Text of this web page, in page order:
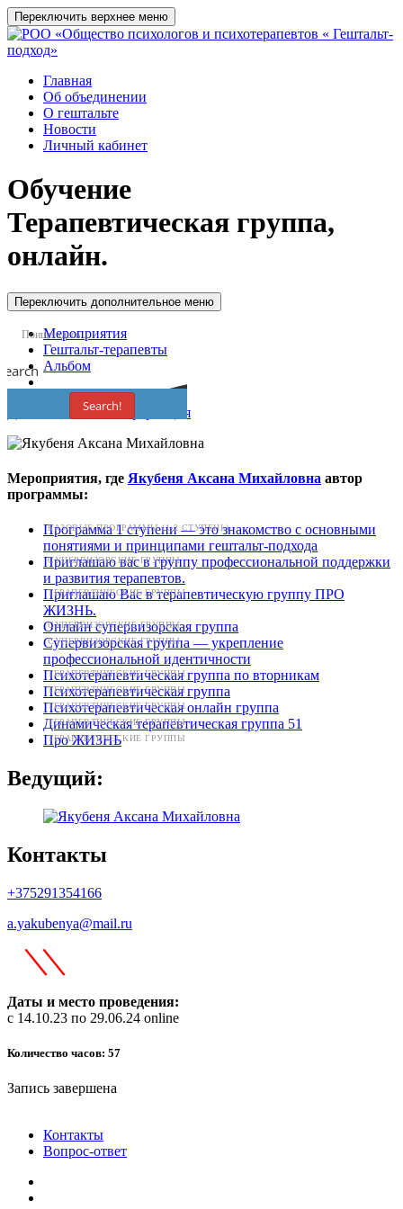
Переключить верхнее меню
Главная
Об объединении
О гештальте
Новости
Личный кабинет
Обучение
Терапевтическая группа,
онлайн.
Переключить дополнительное меню
Search!
Мероприятия
Гештальт-терапевты
Альбом
Дополнительная информация
Мероприятия, где Якубеня Аксана Михайловна автор
программы:
Программа 1 ступени — это знакомство с основными
понятиями и принципами гештальт-подхода
БАЗОВЫЕ ПРОГРАММЫ (1-2 СТУПЕНЬ)
Приглашаю вас в группу профессиональной поддержки
и развития терапевтов.
СУПЕРВИЗОРСКИЕ ГРУППЫ
Приглашаю Вас в терапевтическую группу ПРО
ЖИЗНЬ.
ТЕРАПЕВТИЧЕСКИЕ ГРУППЫ
Онлайн супервизорская группа
СУПЕРВИЗОРСКИЕ ГРУППЫ
Супервизорская группа — укрепление
профессиональной идентичности
СУПЕРВИЗОРСКИЕ ГРУППЫ
Психотерапевтическая группа по вторникам
ТЕРАПЕВТИЧЕСКИЕ ГРУППЫ
Психотерапевтическая группа
ТЕРАПЕВТИЧЕСКИЕ ГРУППЫ
Психотерапевтическая онлайн группа
ТЕРАПЕВТИЧЕСКИЕ ГРУППЫ
Динамическая терапевтическая группа 51
ТЕРАПЕВТИЧЕСКИЕ ГРУППЫ
Про ЖИЗНЬ
ТЕРАПЕВТИЧЕСКИЕ ГРУППЫ
Ведущий:
Контакты
+375291354166
a.yakubenya@mail.ru
\\
Даты и место проведения:
с 14.10.23 по 29.06.24 online
Количество часов: 57
Запись завершена
Контакты
Вопрос-ответ